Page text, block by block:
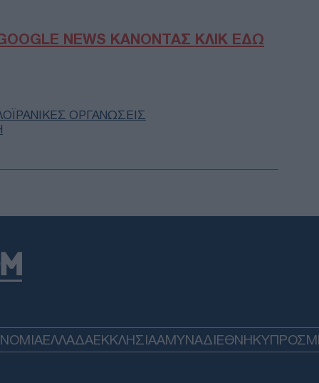
NEWS ΚΑΝΟΝΤΑΣ ΚΛΙΚ ΕΔΩ
ΟΡΓΑΝΩΣΕΙΣ
ΕΛΛΑΔΑΕΚΚΛΗΣΙΑΑΜΥΝΑΔΙΕΘΝΗΚΥΠΡΟΣ